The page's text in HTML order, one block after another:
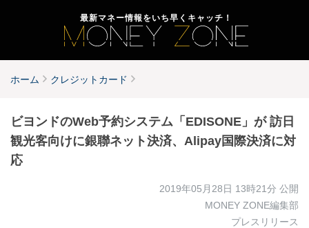
最新マネー情報をいち早くキャッチ！
ホーム クレジットカード
ビヨンドのWeb予約システム「EDISONE」が 訪日
観光客向けに銀聯ネット決済、Alipay国際決済に対
応
2019年05月28日 13時21分 公開
MONEY ZONE編集部
プレスリリース